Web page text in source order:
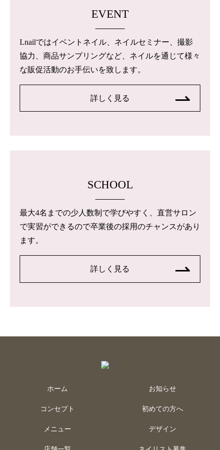
EVENT
Lnailではイベントネイル、ネイルセミナー、撮影
協力、商品サンプリングなど、ネイルを通じて様々
な販促活動のお手伝いを致します。
詳しく見る
SCHOOL
最大4名までの少人数制で学びやすく、直営サロン
で実習ができるので卒業後の採用のチャンスがあり
ます。
詳しく見る
ホーム
コンセプト
メニュー
お知らせ
初めての方へ
デザイン